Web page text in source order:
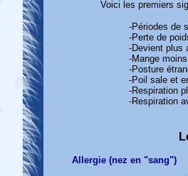
Voici les premiers
-Périodes de
-Perte de
-Devient plus
-Mange
-Posture
-Poil sale et
-Respiration
-Respiration
Allergie (nez en "sang")